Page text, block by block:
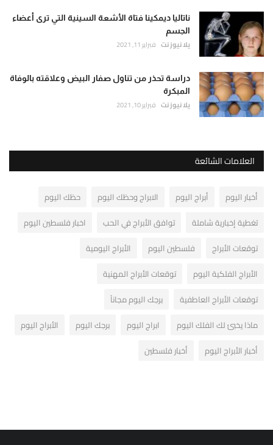
ناتاليا ديمكينا فتاة الأشعة السينية التي ترى أعضاء
الجسم
يلا نيوز نت فبراير 11, 2021
دراسة تحذر من تناول صفار البيض وعلاقته بالوفاة
المبكرة
يلا نيوز نت فبراير 10, 2021
العلامات الشائعة
أخبار اليوم أبراج اليوم الابراج وحظك اليوم
حظك اليوم
تغطية إخبارية شاملة
توافق الأبراج في الحب
اخبار فلسطين اليوم
توقعات الأبراج
فلسطين اليوم
الأبراج اليومية
الأبراج الفلكية اليوم
توقعات الأبراج المهنية
توقعات الأبراج العاطفية
برجك اليوم مجاناً
ماذا يخبئ لك الفلك اليوم
ابراج اليوم برجك اليوم
الأبراج اليوم
أخبار الأبراج اليوم
أخبار فلسطين